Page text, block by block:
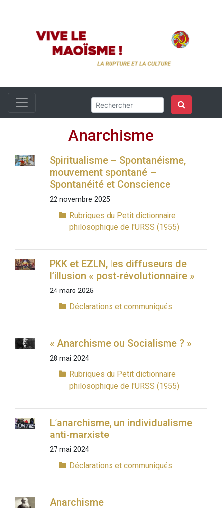
Anarchisme
Spiritualisme – Spontanéisme,
mouvement spontané –
Spontanéité et Conscience
22 novembre 2025
Rubriques du Petit dictionnaire
philosophique de l'URSS (1955)
PKK et EZLN, les diffuseurs de
l’illusion « post-révolutionnaire »
24 mars 2025
Déclarations et communiqués
« Anarchisme ou Socialisme ? »
28 mai 2024
Rubriques du Petit dictionnaire
philosophique de l'URSS (1955)
L’anarchisme, un individualisme
anti-marxiste
27 mai 2024
Déclarations et communiqués
Anarchisme